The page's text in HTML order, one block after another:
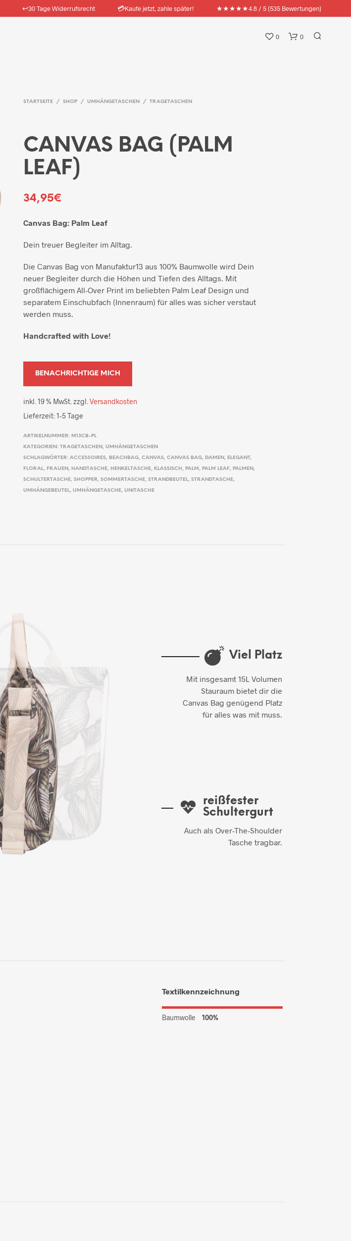
↩️30 Tage Widerrufsrecht 💳Kaufe jetzt, zahle später! ★★★★★4.8 / 5 (535 Bewertungen)
0 0
STARTSEITE / SHOP / UMHÄNGETASCHEN / TRAGETASCHEN
CANVAS BAG (PALM
LEAF)
34,95€
Canvas Bag: Palm Leaf
Dein treuer Begleiter im Alltag.
Die Canvas Bag von Manufaktur13 aus 100% Baumwolle wird Dein
neuer Begleiter durch die Höhen und Tiefen des Alltags. Mit
großflächigem All-Over Print im beliebten Palm Leaf Design und
separatem Einschubfach (Innenraum) für alles was sicher verstaut
werden muss.
Handcrafted with Love!
inkl. 19 % MwSt. zzgl. Versandkosten
Lieferzeit:1-5 Tage
ARTIKELNUMMER: M13CB-PL
KATEGORIEN: TRAGETASCHEN , UMHÄNGETASCHEN
SCHLAGWÖRTER: ACCESSOIRES, BEACHBAG, CANVAS, CANVAS BAG, DAMEN , ELEGANT,
FLORAL, FRAUEN , HANDTASCHE, HENKELTASCHE, KLASSISCH , PALM , PALM LEAF, PALMEN ,
SCHULTERTASCHE, SHOPPER, SOMMERTASCHE, STRANDBEUTEL, STRANDTASCHE,
UMHÄNGEBEUTEL, UMHÄNGETASCHE, UNITASCHE
Viel Platz
Mit insgesamt 15L Volumen
Stauraum bietet dir die
Canvas Bag genügend Platz
für alles was mit muss.
reißfester
Schultergurt
Auch als Over-The-Shoulder
Tasche tragbar.
Textilkennzeichnung
Baumwolle 100%